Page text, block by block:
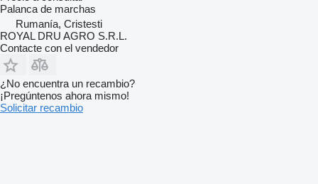
Palanca de marchas
Rumanía, Cristesti
ROYAL DRU AGRO S.R.L.
Contacte con el vendedor
¿No encuentra un recambio?
¡Pregúntenos ahora mismo!
Solicitar recambio